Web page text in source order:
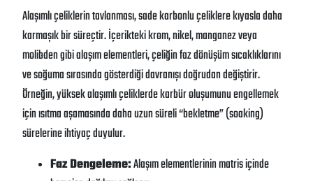
Alaşımlı çeliklerin tavlanması, sade karbonlu çeliklere kıyasla daha
karmaşık bir süreçtir. İçerikteki krom, nikel, manganez veya
molibden gibi alaşım elementleri, çeliğin faz dönüşüm sıcaklıklarını
ve soğuma sırasında gösterdiği davranışı doğrudan değiştirir.
Örneğin, yüksek alaşımlı çeliklerde karbür oluşumunu engellemek
için ısıtma aşamasında daha uzun süreli “bekletme” (soaking)
sürelerine ihtiyaç duyulur.
Faz Dengeleme:Alaşım elementlerinin matris içinde